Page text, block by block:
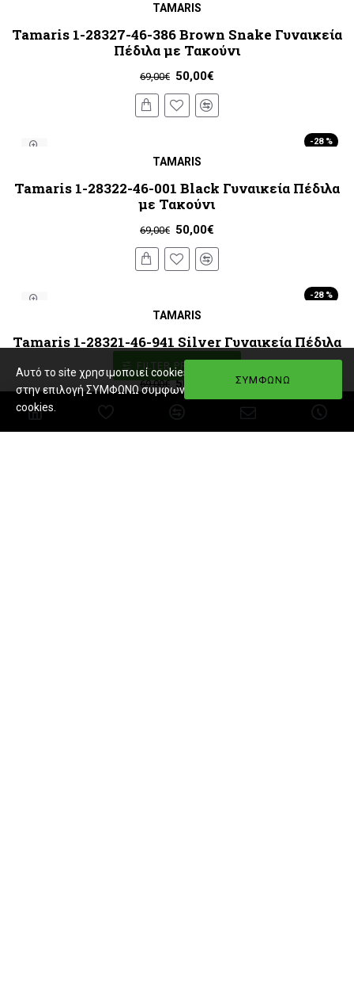
TAMARIS
Tamaris 1-28327-46-386 Brown Snake Γυναικεία
Πέδιλα με Τακούνι
50,00€
69,00€
-28 %
TAMARIS
Tamaris 1-28322-46-001 Black Γυναικεία Πέδιλα
με Τακούνι
50,00€
69,00€
-28 %
TAMARIS
Tamaris 1-28321-46-941 Silver Γυναικεία Πέδιλα
με Τακούνι
50,00€
69,00€ ΣΥΜΦΩΝΩ
Αυτό το site χρησιμοποιεί cookies. Εφόσον πατήσετε
στην επιλογή ΣΥΜΦΩΝΩ συμφωνείτε με την χρήση
cookies.
FILTER PRODUCTS